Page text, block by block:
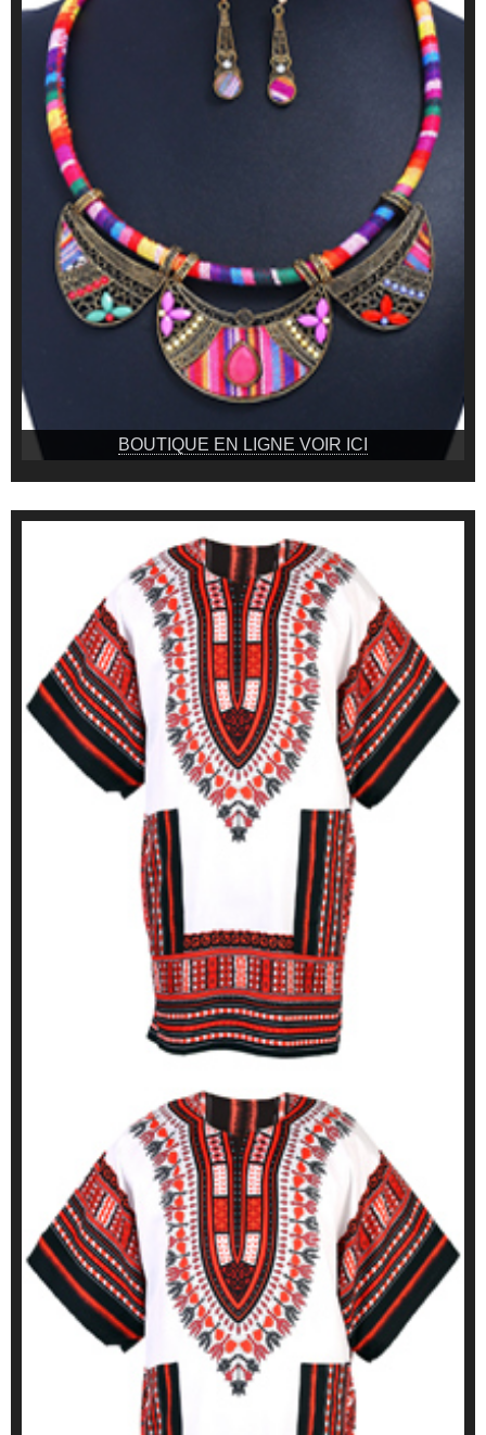
BOUTIQUE EN LIGNE VOIR ICI